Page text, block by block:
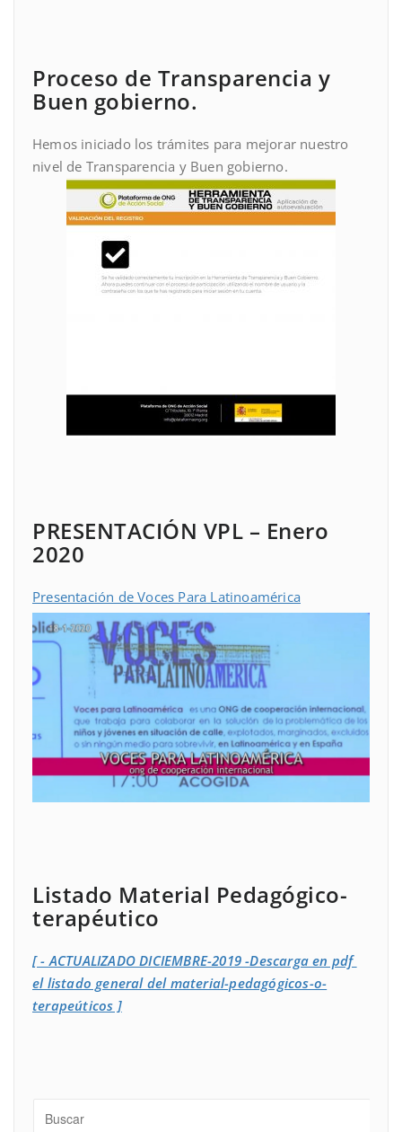
Proceso de Transparencia y
Buen gobierno.
Hemos iniciado los trámites para mejorar nuestro
nivel de Transparencia y Buen gobierno.
PRESENTACIÓN VPL – Enero
2020
Presentación de Voces Para Latinoamérica
Listado Material Pedagógico-
terapéutico
[ - ACTUALIZADO DICIEMBRE-2019 -Descarga en pdf
el listado general del material-pedagógicos-o-
terapeúticos ]